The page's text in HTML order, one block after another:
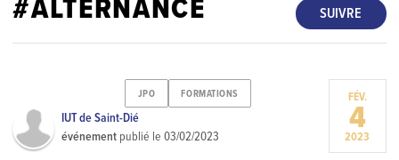
SUIVRE
#ALTERNANCE
JPO FORMATIONS
IUT de Saint-Dié
événement publié le03/02/2023
FÉV.
4
2023